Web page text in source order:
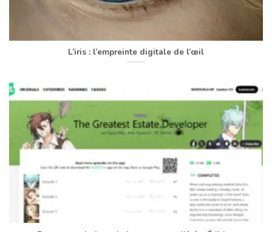
L’iris : l’empreinte digitale de l’œil